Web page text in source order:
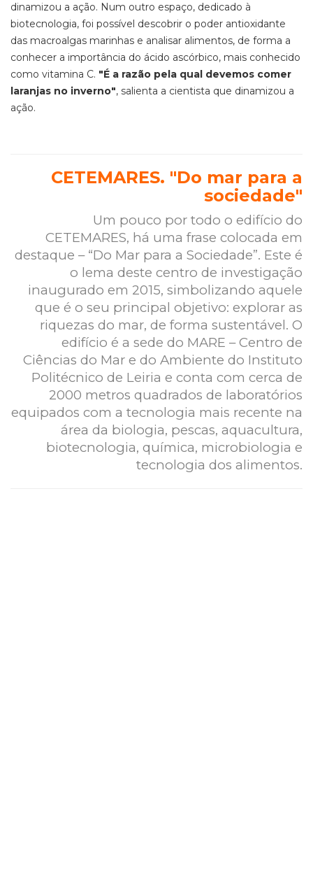
dinamizou a ação. Num outro espaço, dedicado à
biotecnologia, foi possível descobrir o poder antioxidante
das macroalgas marinhas e analisar alimentos, de forma a
conhecer a importância do ácido ascórbico, mais conhecido
como vitamina C. "É a razão pela qual devemos comer
laranjas no inverno", salienta a cientista que dinamizou a
ação.
CETEMARES. "Do mar para a
sociedade"
Um pouco por todo o edifício do
CETEMARES, há uma frase colocada em
destaque – “Do Mar para a Sociedade”. Este é
o lema deste centro de investigação
inaugurado em 2015, simbolizando aquele
que é o seu principal objetivo: explorar as
riquezas do mar, de forma sustentável. O
edifício é a sede do MARE – Centro de
Ciências do Mar e do Ambiente do Instituto
Politécnico de Leiria e conta com cerca de
2000 metros quadrados de laboratórios
equipados com a tecnologia mais recente na
área da biologia, pescas, aquacultura,
biotecnologia, química, microbiologia e
tecnologia dos alimentos.